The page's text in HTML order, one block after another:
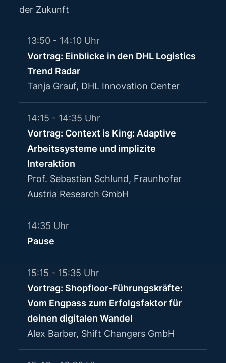
der Zukunft
13:50 - 14:10 Uhr
Vortrag: Einblicke in den DHL Logistics
Trend Radar
Tanja Grauf, DHL Innovation Center
14:15 - 14:35 Uhr
Vortrag: Context is King: Adaptive
Arbeitssysteme und implizite
Interaktion
Prof. Sebastian Schlund, Fraunhofer
Austria Research GmbH
14:35 Uhr
Pause
15:15 - 15:35 Uhr
Vortrag: Shopfloor-Führungskräfte:
Vom Engpass zum Erfolgsfaktor für
deinen digitalen Wandel
Alex Barber, Shift Changers GmbH